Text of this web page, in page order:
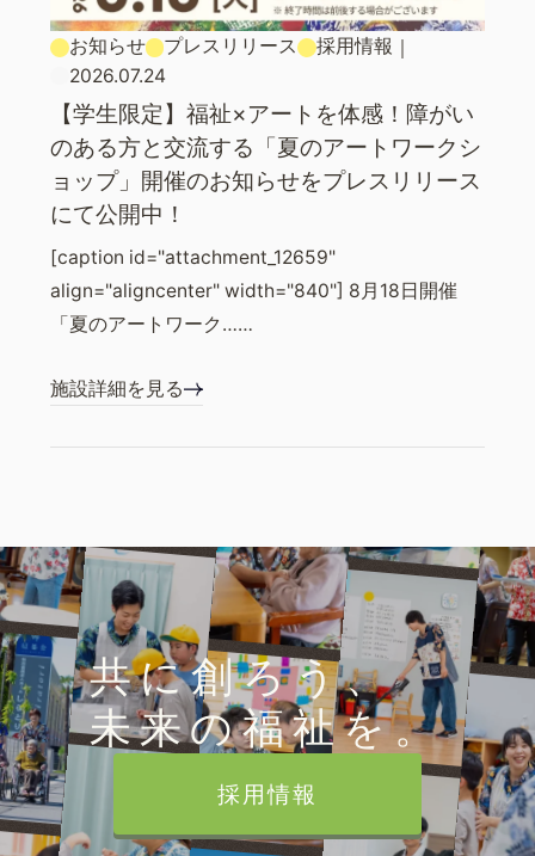
お知らせ プレスリリース 採用情報 ｜
2026.07.24
【学生限定】福祉×アートを体感！障がい
のある方と交流する「夏のアートワークシ
ョップ」開催のお知らせをプレスリリース
にて公開中！
[caption id="attachment_12659"
align="aligncenter" width="840"] 8月18日開催
「夏のアートワーク……
施設詳細を見る
共に創ろう、
未来の福祉を。
採用情報